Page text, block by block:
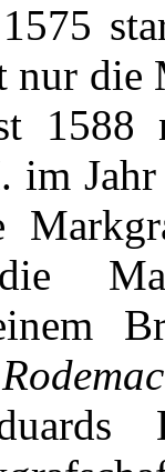
nur die
1588
im Jahr